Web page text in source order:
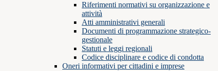
Riferimenti normativi su organizzazione e
attività
Atti amministrativi generali
Documenti di programmazione strategico-
gestionale
Statuti e leggi regionali
Codice disciplinare e codice di condotta
Oneri informativi per cittadini e imprese